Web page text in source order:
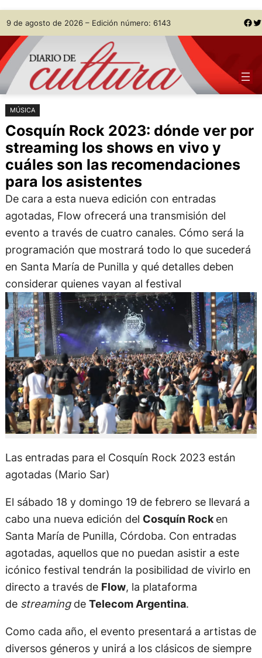
Saltar
al
contenido
Skip
to
content
9 de agosto de 2026 – Edición número: 6143 Facebook Twitter
MÚSICA
Cosquín Rock 2023: dónde ver por
streaming los shows en vivo y
cuáles son las recomendaciones
para los asistentes
De cara a esta nueva edición con entradas
agotadas, Flow ofrecerá una transmisión del
evento a través de cuatro canales. Cómo será la
programación que mostrará todo lo que sucederá
en Santa María de Punilla y qué detalles deben
considerar quienes vayan al festival
Las entradas para el Cosquín Rock 2023 están
agotadas (Mario Sar)
El sábado 18 y domingo 19 de febrero se llevará a
cabo una nueva edición del Cosquín Rock en
Santa María de Punilla, Córdoba. Con entradas
agotadas, aquellos que no puedan asistir a este
icónico festival tendrán la posibilidad de vivirlo en
directo a través de Flow, la plataforma
de streamingde Telecom Argentina.
Como cada año, el evento presentará a artistas de
diversos géneros y unirá a los clásicos de siempre